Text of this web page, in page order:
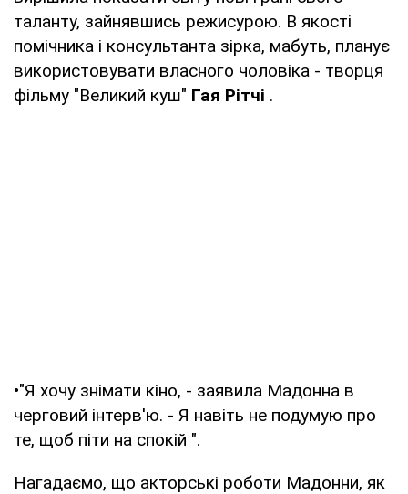
таланту, зайнявшись режисурою. В якості
помічника і консультанта зірка, мабуть, планує
використовувати власного чоловіка - творця
фільму "Великий куш" Гая Рітчі .
•"Я хочу знімати кіно, - заявила Мадонна в
черговий інтерв'ю. - Я навіть не подумую про
те, щоб піти на спокій ".
Нагадаємо, що акторські роботи Мадонни, як